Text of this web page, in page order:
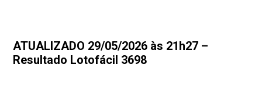
ATUALIZADO 29/05/2026 às 21h27 –
Resultado Lotofácil 3698